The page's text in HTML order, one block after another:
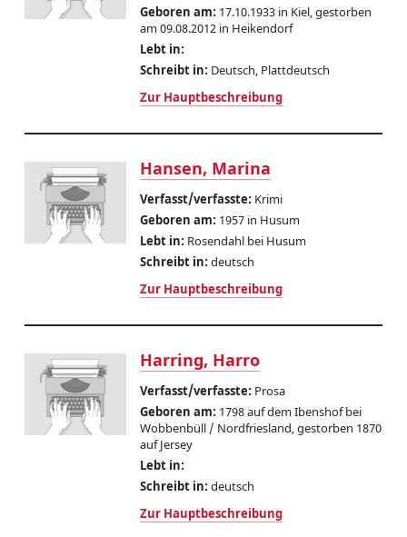
Geboren am:17.10.1933 in Kiel, gestorben
am 09.08.2012 in Heikendorf
Lebt in:
Schreibt in:Deutsch, Plattdeutsch
Zur Hauptbeschreibung
Hansen, Marina
Verfasst/verfasste:Krimi
Geboren am:1957 in Husum
Lebt in:Rosendahl bei Husum
Schreibt in:deutsch
Zur Hauptbeschreibung
Harring, Harro
Verfasst/verfasste:Prosa
Geboren am:1798 auf dem Ibenshof bei
Wobbenbüll / Nordfriesland, gestorben 1870
auf Jersey
Lebt in:
Schreibt in:deutsch
Zur Hauptbeschreibung